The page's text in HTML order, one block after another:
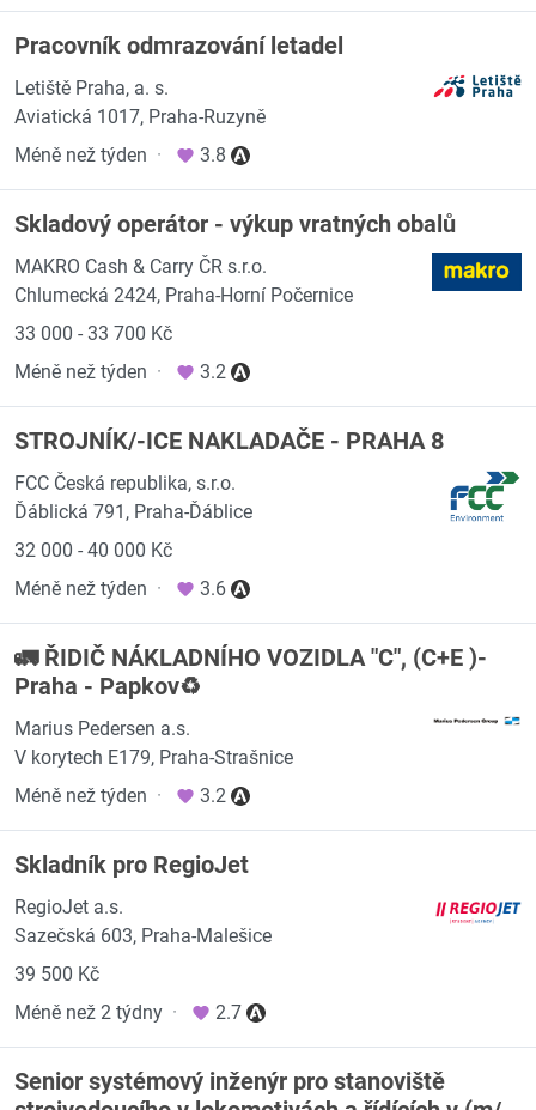
Pracovník odmrazování letadel
Letiště Praha, a. s.
Aviatická 1017, Praha-Ruzyně
Méně než týden · 3.8
Skladový operátor - výkup vratných obalů
MAKRO Cash & Carry ČR s.r.o.
Chlumecká 2424, Praha-Horní Počernice
33 000 - 33 700 Kč
Méně než týden · 3.2
STROJNÍK/-ICE NAKLADAČE - PRAHA 8
FCC Česká republika, s.r.o.
Ďáblická 791, Praha-Ďáblice
32 000 - 40 000 Kč
Méně než týden · 3.6
🚛 ŘIDIČ NÁKLADNÍHO VOZIDLA "C", (C+E )-
Praha - Papkov♻️
Marius Pedersen a.s.
V korytech E179, Praha-Strašnice
Méně než týden · 3.2
Skladník pro RegioJet
RegioJet a.s.
Sazečská 603, Praha-Malešice
39 500 Kč
Méně než 2 týdny · 2.7
Senior systémový inženýr pro stanoviště